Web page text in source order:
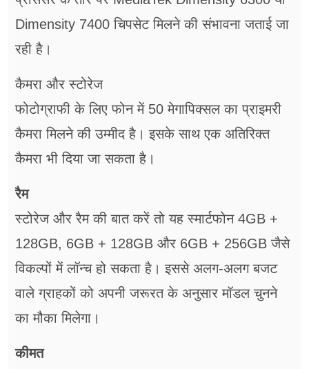
Dimensity 7400 चिपसेट मिलने की संभावना जताई जा
रही है।
कैमरा और स्टोरेज
फोटोग्राफी के लिए फोन में 50 मेगापिक्सल का प्राइमरी
कैमरा मिलने की उम्मीद है। इसके साथ एक अतिरिक्त
कैमरा भी दिया जा सकता है।
रैम
स्टोरेज और रैम की बात करें तो यह स्मार्टफोन 4GB +
128GB, 6GB + 128GB और 6GB + 256GB जैसे
विकल्पों में लॉन्च हो सकता है। इससे अलग-अलग बजट
वाले ग्राहकों को अपनी जरूरत के अनुसार मॉडल चुनने
का मौका मिलेगा।
कीमत